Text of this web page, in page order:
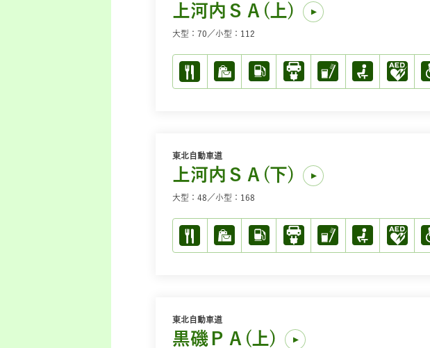
上河内ＳＡ(上)
大型：70／小型：112
東北自動車道
上河内ＳＡ(下)
大型：48／小型：168
東北自動車道
黒磯ＰＡ(上)